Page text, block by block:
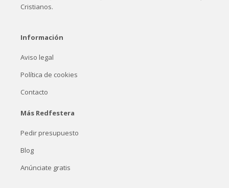
Cristianos.
Información
Aviso legal
Política de cookies
Contacto
Más Redfestera
Pedir presupuesto
Blog
Anúnciate gratis